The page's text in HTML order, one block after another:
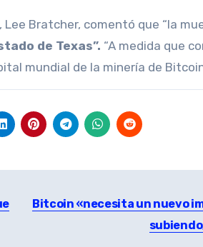
Bratcher, comentó que “la
de Texas”. “A medida que
mundial de la minería de
Bitcoin «necesita un nuevo